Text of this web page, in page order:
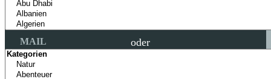
oder
+49 (0) 89 69393228
MO - SA: 9 - 20 UHR
MAIL
info@colibri-travel.de